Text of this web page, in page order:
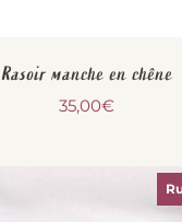
Rasoir manche en chêne
35,00€